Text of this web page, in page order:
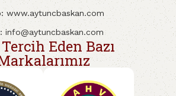
www.aytuncbaskan.com
info@aytuncbaskan.com
Eden Bazı